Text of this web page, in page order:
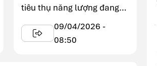
tiêu thụ năng lượng đang
được Công ty CP Xi măng ...
09/04/2026 -
08:50